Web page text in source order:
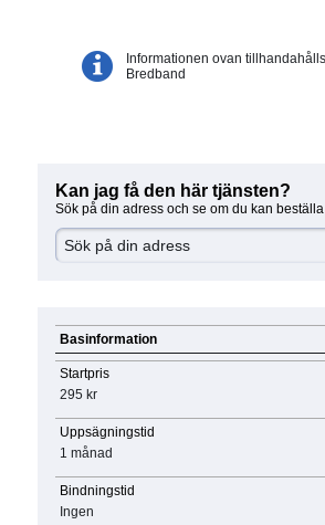
Informationen ovan
Bredband
Kan jag få den här tjänsten?
Sök på din adress och se om du kan
Basinformation
Startpris
295 kr
Uppsägningstid
1 månad
Bindningstid
Ingen